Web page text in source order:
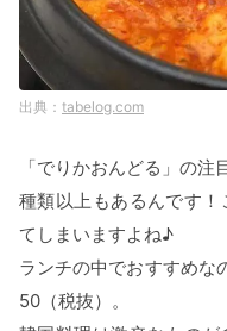
tabelog.com
「でりかおんどる」の
種類以上もあるんです
てしまいますよね♪
ランチの中でおすすめな
50（税抜）。